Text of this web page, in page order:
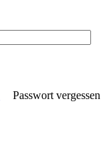
Passwort vergessen